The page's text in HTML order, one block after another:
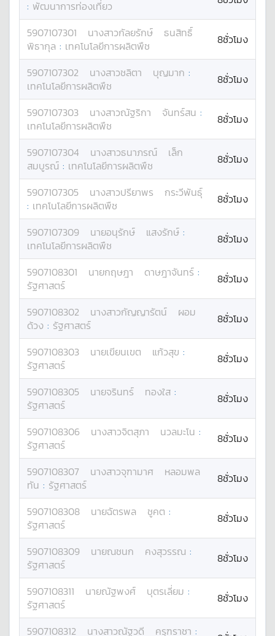
: พัฒนาการท่องเที่ยว
5907107301 นางสาวกัลยรักษ์
ธนสิทธิ์
พิธากุล : เทคโนโลยีการผลิตพืช 8ชั่วโมง
5907107302 นางสาวชลิตา บุญมาก :
เทคโนโลยีการผลิตพืช
8ชั่วโมง
5907107303 นางสาวณัฐริกา จันทร์สน :
เทคโนโลยีการผลิตพืช
8ชั่วโมง
5907107304 นางสาวธนาภรณ์
เล็ก
สมบูรณ์ : เทคโนโลยีการผลิตพืช 8ชั่วโมง
5907107305 นางสาวปรียาพร
กระวีพันธุ์
: เทคโนโลยีการผลิตพืช 8ชั่วโมง
5907107309 นายอนุรักษ์ แสงรักษ์ :
เทคโนโลยีการผลิตพืช
8ชั่วโมง
5907108301 นายกฤษฎา ดาษฎาจันทร์ :
รัฐศาสตร์
8ชั่วโมง
5907108302 นางสาวกัญญารัตน์
ผอม
ด้วง : รัฐศาสตร์ 8ชั่วโมง
5907108303 นายเขียนเขต แก้วสุข :
รัฐศาสตร์
8ชั่วโมง
5907108305 นายจรินทร์ ทองใส :
รัฐศาสตร์
8ชั่วโมง
5907108306 นางสาวจิตสุภา นวลมะโน :
รัฐศาสตร์
8ชั่วโมง
5907108307 นางสาวจุฑามาศ
หลอมพล
ทัน : รัฐศาสตร์ 8ชั่วโมง
5907108308 นายฉัตรพล ชูคต :
รัฐศาสตร์
8ชั่วโมง
5907108309 นายณชนก คงสุวรรณ :
รัฐศาสตร์
8ชั่วโมง
5907108311 นายณัฐพงศ์ บุตรเลี่ยม :
รัฐศาสตร์
8ชั่วโมง
5907108312 นางสาวณัฐวดี ครุฑราชา :